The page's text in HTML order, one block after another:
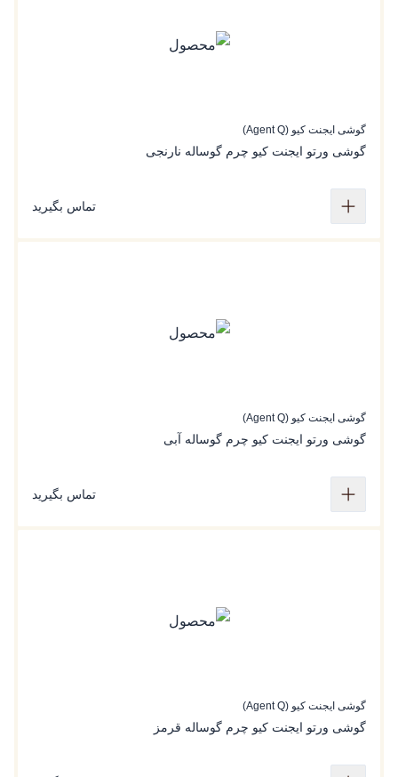
گوشی ایجنت کیو (Agent Q)
گوشی ورتو ایجنت کیو چرم‌ گوساله نارنجی
تماس بگیرید
گوشی ایجنت کیو (Agent Q)
گوشی ورتو ایجنت کیو چرم گوساله آبی
تماس بگیرید
گوشی ایجنت کیو (Agent Q)
گوشی ورتو ایجنت کیو چرم گوساله قرمز